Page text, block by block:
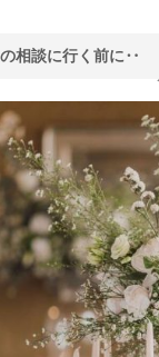
相談に行く前に‥